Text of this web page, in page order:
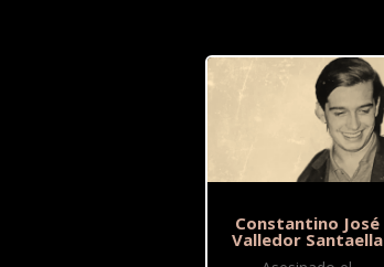
Constantino José
Valledor Santaella